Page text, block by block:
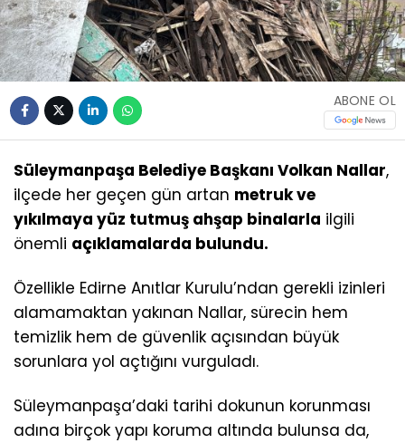
ABONE OL
Süleymanpaşa Belediye Başkanı Volkan Nallar,
ilçede her geçen gün artan metruk ve
yıkılmaya yüz tutmuş ahşap binalarla ilgili
önemli açıklamalarda bulundu.
Özellikle Edirne Anıtlar Kurulu’ndan gerekli izinleri
alamamaktan yakınan Nallar, sürecin hem
temizlik hem de güvenlik açısından büyük
sorunlara yol açtığını vurguladı.
Süleymanpaşa’daki tarihi dokunun korunması
adına birçok yapı koruma altında bulunsa da,